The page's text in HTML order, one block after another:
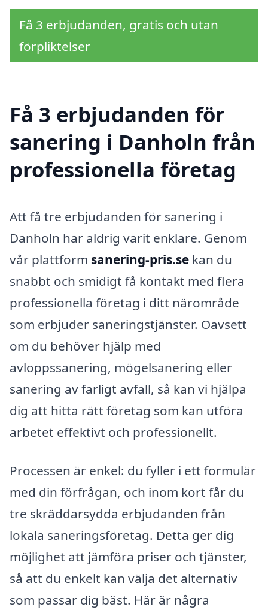
Få 3 erbjudanden, gratis och utan
förpliktelser
Få 3 erbjudanden för
sanering i Danholn från
professionella företag
Att få tre erbjudanden för sanering i
Danholn har aldrig varit enklare. Genom
vår plattform sanering-pris.se kan du
snabbt och smidigt få kontakt med flera
professionella företag i ditt närområde
som erbjuder saneringstjänster. Oavsett
om du behöver hjälp med
avloppssanering, mögelsanering eller
sanering av farligt avfall, så kan vi hjälpa
dig att hitta rätt företag som kan utföra
arbetet effektivt och professionellt.
Processen är enkel: du fyller i ett formulär
med din förfrågan, och inom kort får du
tre skräddarsydda erbjudanden från
lokala saneringsföretag. Detta ger dig
möjlighet att jämföra priser och tjänster,
så att du enkelt kan välja det alternativ
som passar dig bäst. Här är några